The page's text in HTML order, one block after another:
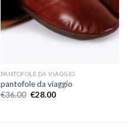
PANTOFOLE DA VIAGGIO
pantofole da viaggio
€36.00 €28.00